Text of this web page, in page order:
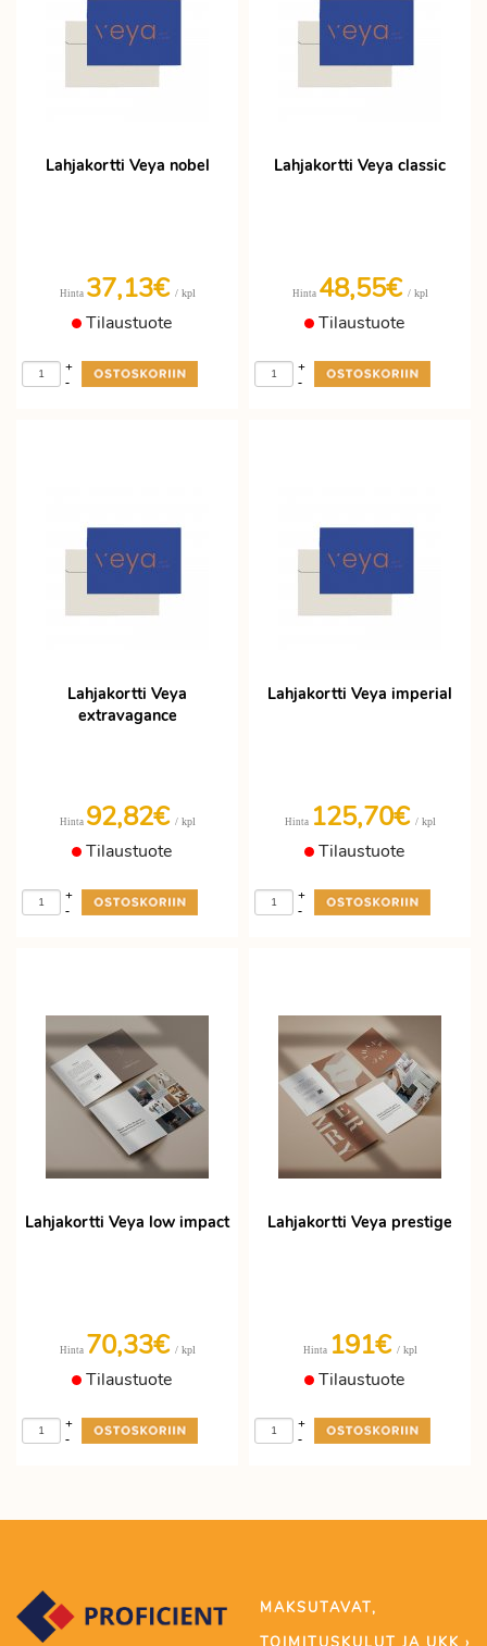
Lahjakortti Veya nobel
Hinta 37,13€ / kpl
Tilaustuote
-
+
Lahjakortti Veya classic
Hinta 48,55€ / kpl
Tilaustuote
-
+
Lahjakortti Veya
extravagance
Hinta 92,82€ / kpl
Tilaustuote
-
+
Lahjakortti Veya imperial
Hinta 125,70€ / kpl
Tilaustuote
-
+
Lahjakortti Veya low impact
Hinta 70,33€ / kpl
Tilaustuote
-
+
Lahjakortti Veya prestige
Hinta 191€ / kpl
Tilaustuote
-
+
MAKSUTAVAT,